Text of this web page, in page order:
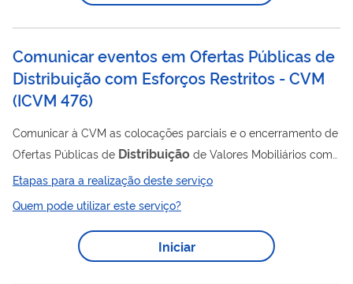
Comunicar eventos em Ofertas Públicas de
Distribuição com Esforços Restritos - CVM
(ICVM 476)
Comunicar à CVM as colocações parciais e o encerramento de
Ofertas Públicas de Distribuição de Valores Mobiliários com
Esforços Restritos
Etapas para a realização deste serviço
Quem pode utilizar este serviço?
Iniciar